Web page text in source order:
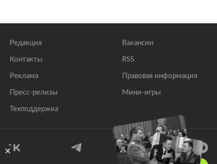
Редакция
Контакты
Реклама
Пресс-релизы
Техподдержка
Вакансии
RSS
Правовая информация
Мини-игры